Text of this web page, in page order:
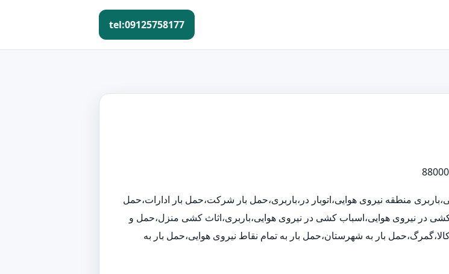
tel:09125758177
منطقه نیروی هوایی،اتوبار در،باربری،حمل بار شرکت،حمل بار ادارات،حمل
کشی در نیروی هوایی،اسباب کشی در نیروی هوایی،باربری،اثاث کشی منزل،حمل و
کالا،گمرگ،حمل بار به شهرستان،حمل بار به تمام نقاط نیروی هوایی،حمل بار به